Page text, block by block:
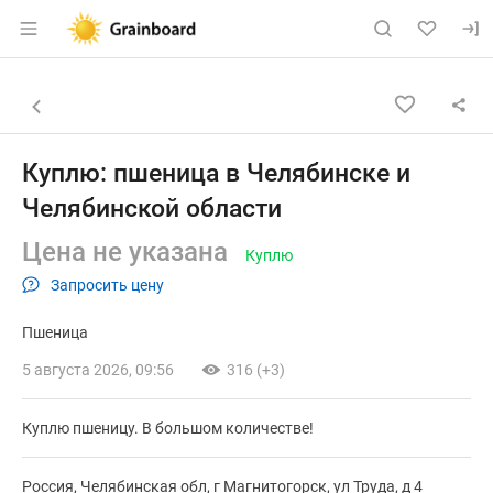
Раздел навигации по сайту
Объявление: Куплю: пшеница
Навигация и управление объявлением
Назад к списку объявлений
Куплю: пшеница в Челябинске и
Челябинской области
Цена не указана
Запросить цену
Куплю
Пшеница
5 августа 2026, 09:56 316 (+3)
Куплю пшеницу. В большом количестве!
Россия, Челябинская обл, г Магнитогорск, ул Труда, д 4